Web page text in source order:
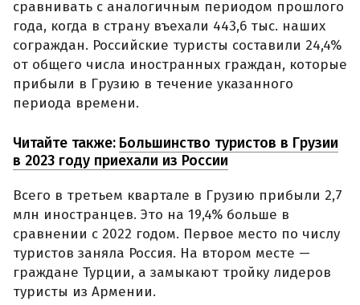
сравнивать с аналогичным периодом прошлого
года, когда в страну въехали 443,6 тыс. наших
сограждан. Российские туристы составили 24,4%
от общего числа иностранных граждан, которые
прибыли в Грузию в течение указанного
периода времени.
Читайте также: Большинство туристов в Грузии
в 2023 году приехали из России
Всего в третьем квартале в Грузию прибыли 2,7
млн иностранцев. Это на 19,4% больше в
сравнении с 2022 годом. Первое место по числу
туристов заняла Россия. На втором месте —
граждане Турции, а замыкают тройку лидеров
туристы из Армении.